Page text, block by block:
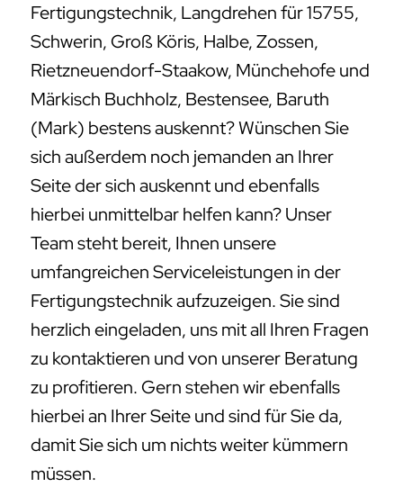
Fertigungstechnik, Langdrehen für 15755,
Schwerin, Groß Köris, Halbe, Zossen,
Rietzneuendorf-Staakow, Münchehofe und
Märkisch Buchholz, Bestensee, Baruth
(Mark) bestens auskennt? Wünschen Sie
sich außerdem noch jemanden an Ihrer
Seite der sich auskennt und ebenfalls
hierbei unmittelbar helfen kann? Unser
Team steht bereit, Ihnen unsere
umfangreichen Serviceleistungen in der
Fertigungstechnik aufzuzeigen. Sie sind
herzlich eingeladen, uns mit all Ihren Fragen
zu kontaktieren und von unserer Beratung
zu profitieren. Gern stehen wir ebenfalls
hierbei an Ihrer Seite und sind für Sie da,
damit Sie sich um nichts weiter kümmern
müssen.